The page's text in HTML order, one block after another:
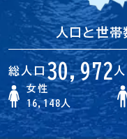
人口と世帯
総人口30,972人
女性
16,148人